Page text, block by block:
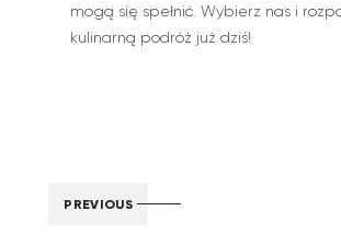
mogą się spełnić. Wybierz nas i
kulinarną podróż już dziś!
PREVIOUS